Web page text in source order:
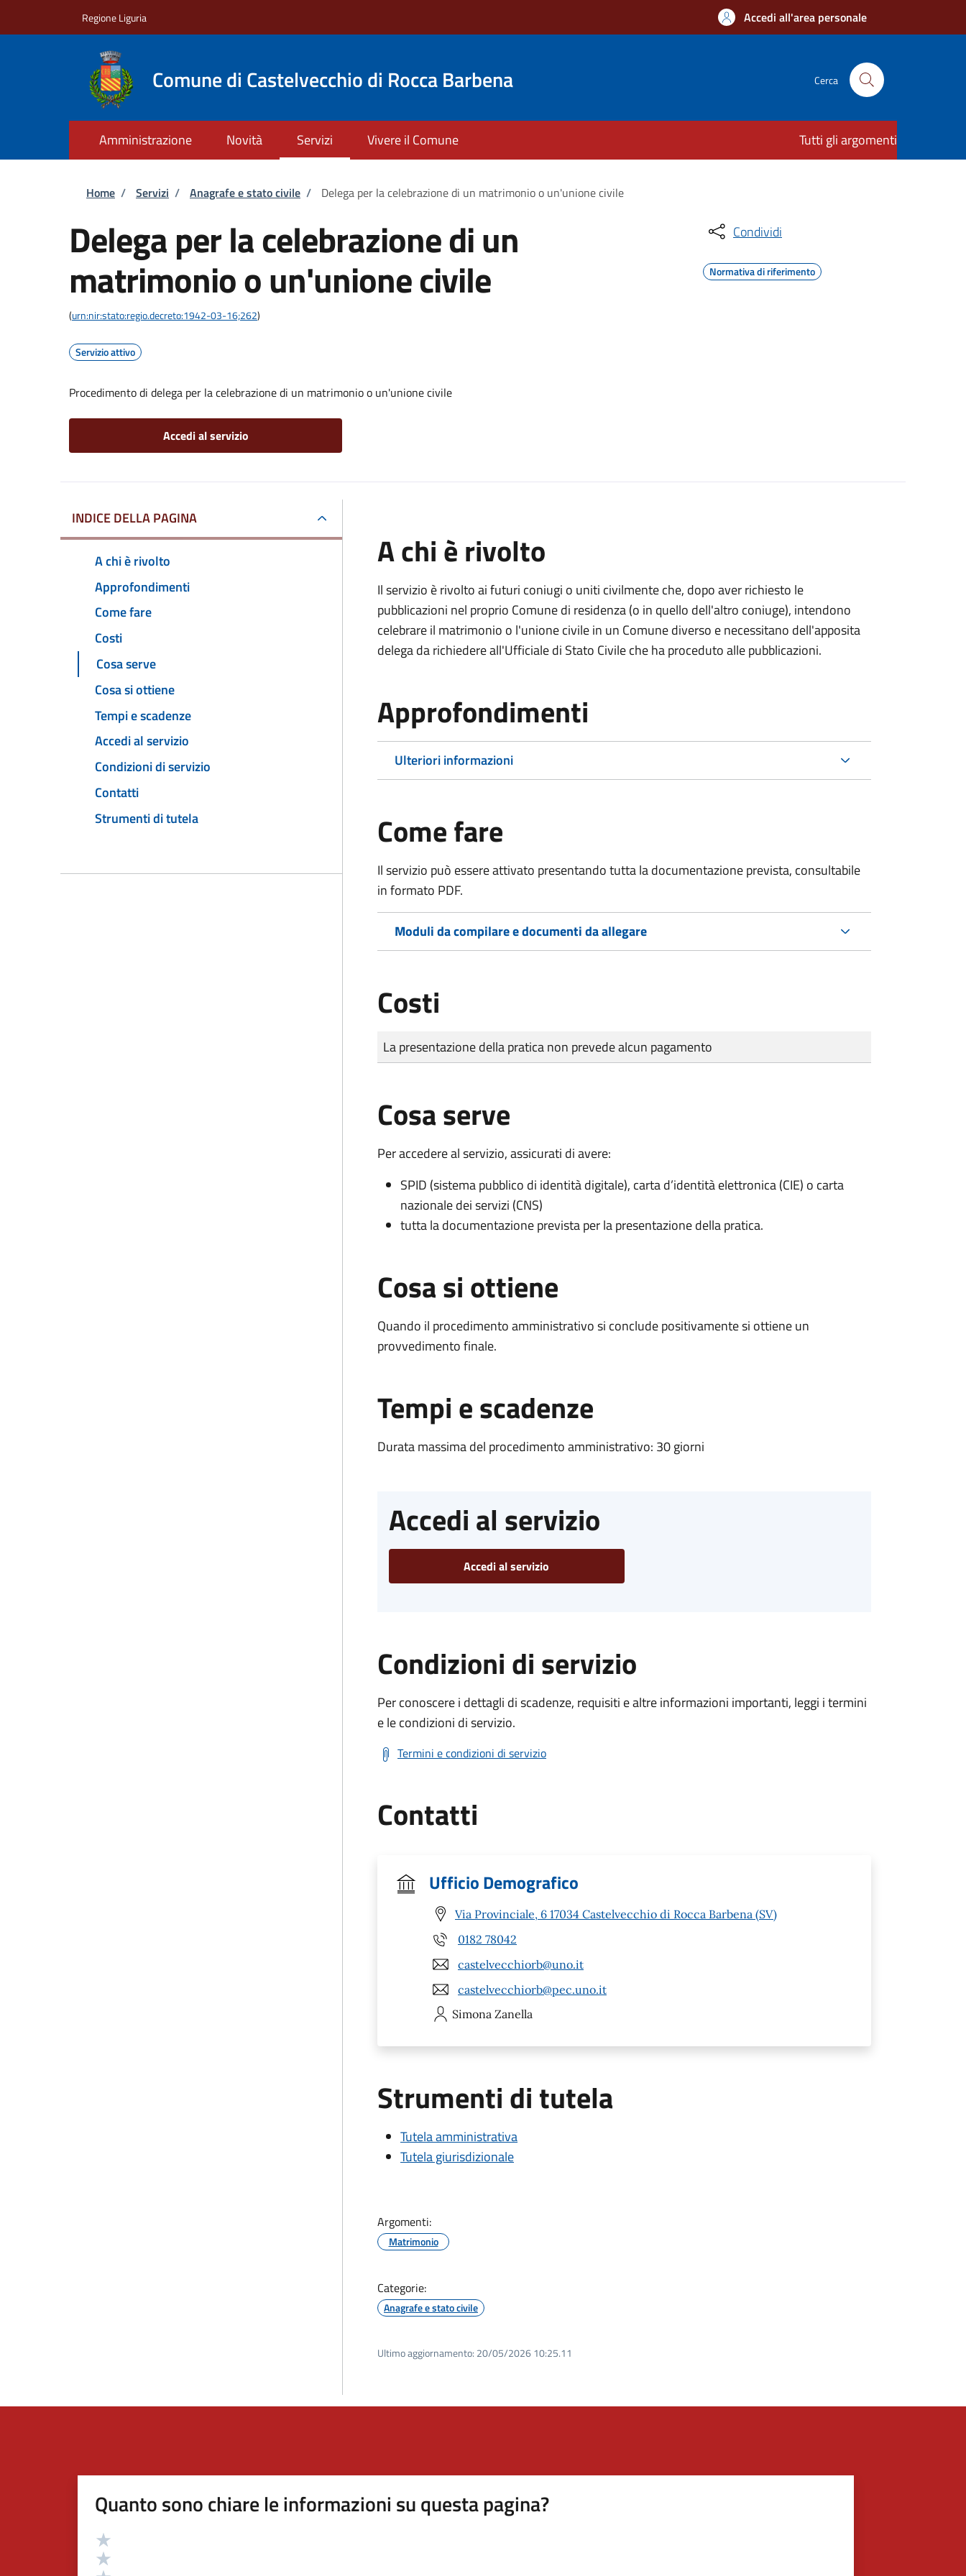
Regione Liguria Accedi all'area personale
Comune di Castelvecchio di Rocca Barbena Cerca
Amministrazione Novità Servizi Vivere il Comune Tutti gli argomenti
Briciole di pane
Home / Servizi / Anagrafe e stato civile / Delega per la celebrazione di un matrimonio o un'unione civile
Delega per la celebrazione di un
matrimonio o un'unione civile
(urn:nir:stato:regio.decreto:1942-03-16;262)
Servizio attivo
Procedimento di delega per la celebrazione di un matrimonio o un'unione civile
Accedi al servizio
Condividi
Normativa di riferimento
INDICE DELLA PAGINA
A chi è rivolto
Approfondimenti
Come fare
Costi
Cosa serve
Cosa si ottiene
Tempi e scadenze
Accedi al servizio
Condizioni di servizio
Contatti
Strumenti di tutela
A chi è rivolto
Il servizio è rivolto ai futuri coniugi o uniti civilmente che, dopo aver richiesto le
pubblicazioni nel proprio Comune di residenza (o in quello dell'altro coniuge), intendono
celebrare il matrimonio o l'unione civile in un Comune diverso e necessitano dell'apposita
delega da richiedere all'Ufficiale di Stato Civile che ha proceduto alle pubblicazioni.
Approfondimenti
Ulteriori informazioni
Come fare
Il servizio può essere attivato presentando tutta la documentazione prevista, consultabile
in formato PDF.
Moduli da compilare e documenti da allegare
Costi
Tipo di pagamento
Importo
La presentazione della pratica non prevede alcun pagamento
Cosa serve
Per accedere al servizio, assicurati di avere:
SPID (sistema pubblico di identità digitale), carta d’identità elettronica (CIE) o carta
nazionale dei servizi (CNS)
tutta la documentazione prevista per la presentazione della pratica.
Cosa si ottiene
Quando il procedimento amministrativo si conclude positivamente si ottiene un
provvedimento finale.
Tempi e scadenze
Durata massima del procedimento amministrativo: 30 giorni
Accedi al servizio
Accedi al servizio
Condizioni di servizio
Per conoscere i dettagli di scadenze, requisiti e altre informazioni importanti, leggi i termini
e le condizioni di servizio.
Termini e condizioni di servizio
Contatti
Ufficio Demografico
Via Provinciale, 6 17034 Castelvecchio di Rocca Barbena (SV)
0182 78042
castelvecchiorb@uno.it
castelvecchiorb@pec.uno.it
Simona Zanella
Strumenti di tutela
Tutela amministrativa
Tutela giurisdizionale
Argomenti:
Matrimonio
Categorie:
Anagrafe e stato civile
Ultimo aggiornamento: 20/05/2026 10:25.11
Quanto sono chiare le informazioni su questa pagina?
Valutazione